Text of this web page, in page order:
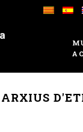
A
ARXIUS